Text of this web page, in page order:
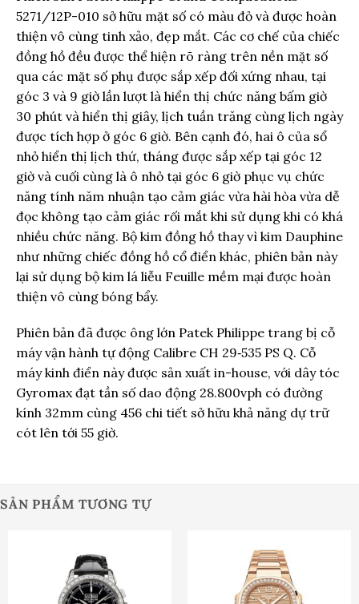
5271/12P-010 sở hữu mặt số có màu đỏ và được hoàn
thiện vô cùng tinh xảo, đẹp mắt. Các cơ chế của chiếc
đồng hồ đều được thể hiện rõ ràng trên nền mặt số
qua các mặt số phụ được sắp xếp đối xứng nhau, tại
góc 3 và 9 giờ lần lượt là hiển thị chức năng bấm giờ
30 phút và hiển thị giây, lịch tuần trăng cùng lịch ngày
được tích hợp ở góc 6 giờ. Bên cạnh đó, hai ô của sổ
nhỏ hiển thị lịch thứ, tháng được sắp xếp tại góc 12
giờ và cuối cùng là ô nhỏ tại góc 6 giờ phục vụ chức
năng tính năm nhuận tạo cảm giác vừa hài hòa vừa dễ
đọc không tạo cảm giác rối mắt khi sử dụng khi có khá
nhiều chức năng. Bộ kim đồng hồ thay vì kim Dauphine
như những chiếc đồng hồ cổ điển khác, phiên bản này
lại sử dụng bộ kim lá liễu Feuille mềm mại được hoàn
thiện vô cùng bóng bẩy.
Phiên bản đã được ông lớn Patek Philippe trang bị cỗ
máy vận hành tự động Calibre CH 29‑535 PS Q. Cỗ
máy kinh điển này được sản xuất in-house, với dây tóc
Gyromax đạt tần số dao động 28.800vph có đường
kính 32mm cùng 456 chi tiết sở hữu khả năng dự trữ
cót lên tới 55 giờ.
SẢN PHẨM TƯƠNG TỰ